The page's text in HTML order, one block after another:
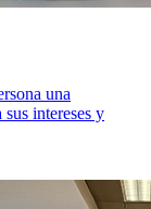
una
intereses y